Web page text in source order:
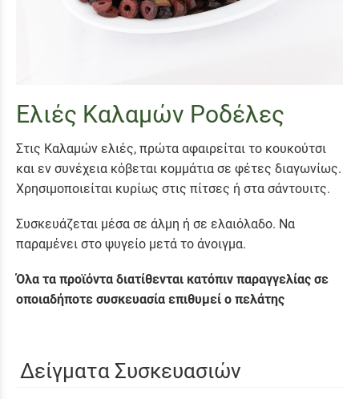
Ελιές Καλαμών Ροδέλες
Στις Καλαμών ελιές, πρώτα αφαιρείται το κουκούτσι
και εν συνέχεια κόβεται κομμάτια σε φέτες διαγωνίως.
Χρησιμοποιείται κυρίως στις πίτσες ή στα σάντουιτς.
Συσκευάζεται μέσα σε άλμη ή σε ελαιόλαδο. Να
παραμένει στο ψυγείο μετά το άνοιγμα.
Όλα τα προϊόντα διατίθενται κατόπιν παραγγελίας σε
οποιαδήποτε συσκευασία επιθυμεί ο πελάτης
Δείγματα Συσκευασιών